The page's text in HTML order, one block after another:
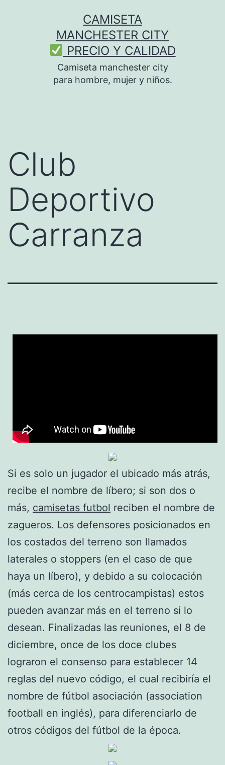
CAMISETA
MANCHESTER CITY
PRECIO Y CALIDAD
Camiseta manchester city
para hombre, mujer y niños.
Club
Deportivo
Carranza
Si es solo un jugador el ubicado más atrás,
recibe el nombre de líbero; si son dos o
más, camisetas futbol reciben el nombre de
zagueros. Los defensores posicionados en
los costados del terreno son llamados
laterales o stoppers (en el caso de que
haya un líbero), y debido a su colocación
(más cerca de los centrocampistas) estos
pueden avanzar más en el terreno si lo
desean. Finalizadas las reuniones, el 8 de
diciembre, once de los doce clubes
lograron el consenso para establecer 14
reglas del nuevo código, el cual recibiría el
nombre de fútbol asociación (association
football en inglés), para diferenciarlo de
otros códigos del fútbol de la época.